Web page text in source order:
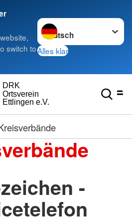
switch to
Sprache wechseln zu
Alles klar
Ettlingen e.V.
Ortsverein
DRK
-